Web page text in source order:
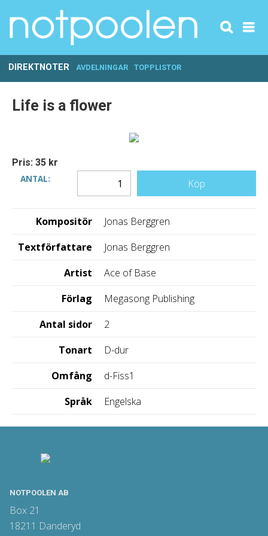
DIREKTNOTER AVDELNINGAR TOPPLISTOR
Life is a flower
Pris: 35 kr
ANTAL:
Köp
Kompositör
Jonas Berggren
Textförfattare
Jonas Berggren
Artist
Ace of Base
Förlag
Megasong Publishing
Antal sidor
2
Tonart
D-dur
Omfång
d-Fiss1
Språk
Engelska
NOTPOOLEN AB
Box 21
18211 Danderyd